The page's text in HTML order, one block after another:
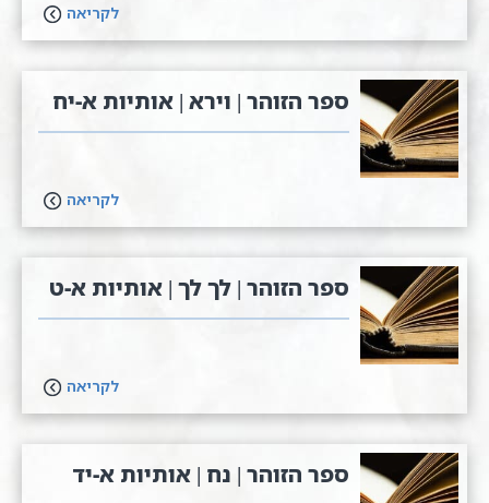
לקריאה
ספר הזוהר | וירא | אותיות א-יח
לקריאה
ספר הזוהר | לך לך | אותיות א-ט
לקריאה
ספר הזוהר | נח | אותיות א-יד